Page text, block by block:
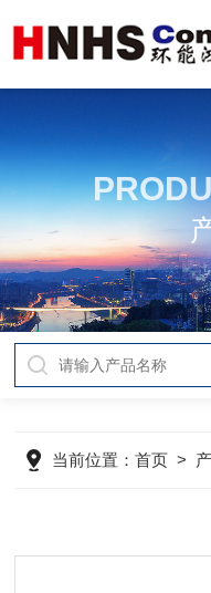
当前位置：首页 >